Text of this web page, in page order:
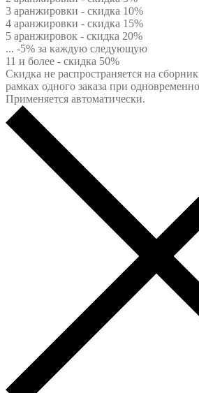
3 аранжировки - скидка 10%
4 аранжировки - скидка 15%
5 аранжировок - скидка 20%
... -5% за каждую следующую
11 и более - скидка 50%
Скидка не распространяется на
рамках одного заказа при
Применяется автоматически.